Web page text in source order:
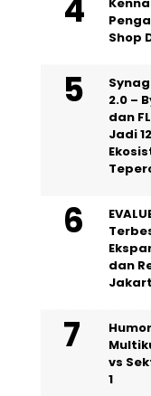
Shop
2.0 –
dan
Jadi
dan
vs
1